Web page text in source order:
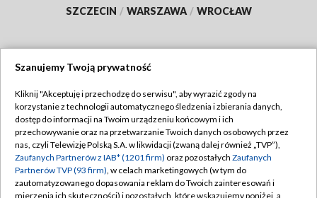
SZCZECIN / WARSZAWA / WROCŁAW
TVP
Abonament TVP
Emisja w TVP
Centrum informacji TVP
Regulamin TVP
Polityka prywatności
Moje zgody
Szanujemy Twoją prywatność
Kliknij "Akceptuję i przechodzę do serwisu", aby wyrazić zgody na
korzystanie z technologii automatycznego śledzenia i zbierania danych,
dostęp do informacji na Twoim urządzeniu końcowym i ich
przechowywanie oraz na przetwarzanie Twoich danych osobowych przez
nas, czyli Telewizję Polską S.A. w likwidacji (zwaną dalej również „TVP”),
Zaufanych Partnerów z IAB* (1201 firm) oraz pozostałych Zaufanych
Partnerów TVP (93 firm), w celach marketingowych (w tym do
zautomatyzowanego dopasowania reklam do Twoich zainteresowań i
mierzenia ich skuteczności) i pozostałych, które wskazujemy poniżej, a